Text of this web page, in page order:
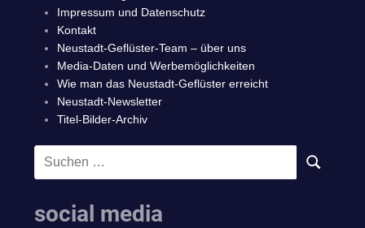
Impressum und Datenschutz
Kontakt
Neustadt-Geflüster-Team – über uns
Media-Daten und Werbemöglichkeiten
Wie man das Neustadt-Geflüster erreicht
Neustadt-Newsletter
Titel-Bilder-Archiv
Suchen
SUCHEN
social media